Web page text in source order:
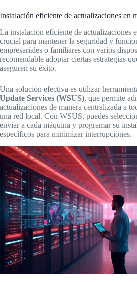
Instalación eficiente de actualizaciones en
La instalación eficiente de actualizaciones
crucial para mantener la seguridad y
empresariales o familiares con varios
recomendable adoptar ciertas estrategias
aseguren su éxito.
Una solución efectiva es utilizar
Update Services (WSUS), que permite
actualizaciones de manera centralizada a
una red local. Con WSUS, puedes
enviar a cada máquina y programar su
específicos para minimizar interrupciones.